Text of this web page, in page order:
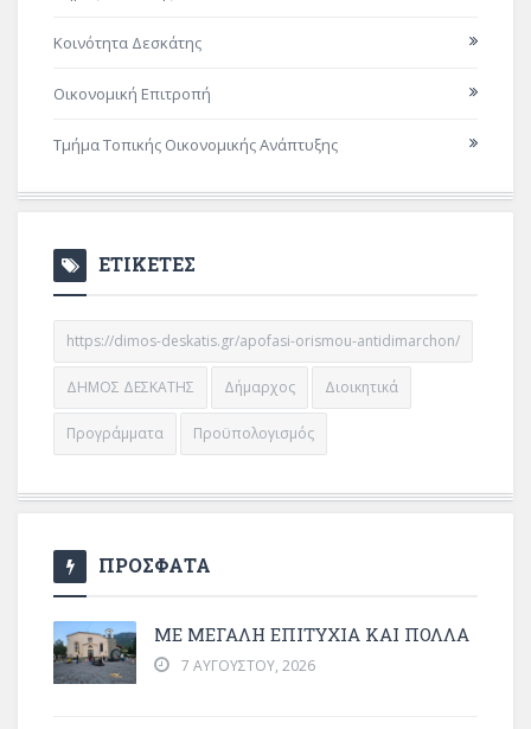
Κοινότητα Δεσκάτης
Οικονομική Επιτροπή
Τμήμα Τοπικής Οικονομικής Ανάπτυξης
ΕΤΙΚΕΤΕΣ
https://dimos-deskatis.gr/apofasi-orismou-antidimarchon/
ΔΗΜΟΣ ΔΕΣΚΑΤΗΣ Δήμαρχος Διοικητικά
Προγράμματα Προϋπολογισμός
ΠΡΟΣΦΑΤΑ
ΜΕ ΜΕΓΆΛΗ ΕΠΙΤΥΧΊΑ ΚΑΙ ΠΟΛΛΆ
7 ΑΥΓΟΎΣΤΟΥ, 2026